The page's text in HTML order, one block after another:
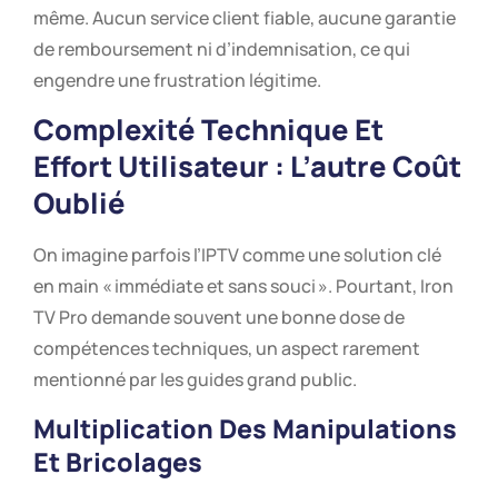
même. Aucun service client fiable, aucune garantie
de remboursement ni d’indemnisation, ce qui
engendre une frustration légitime.
Complexité Technique Et
Effort Utilisateur : L’autre Coût
Oublié
On imagine parfois l’IPTV comme une solution clé
en main « immédiate et sans souci ». Pourtant, Iron
TV Pro demande souvent une bonne dose de
compétences techniques, un aspect rarement
mentionné par les guides grand public.
Multiplication Des Manipulations
Et Bricolages